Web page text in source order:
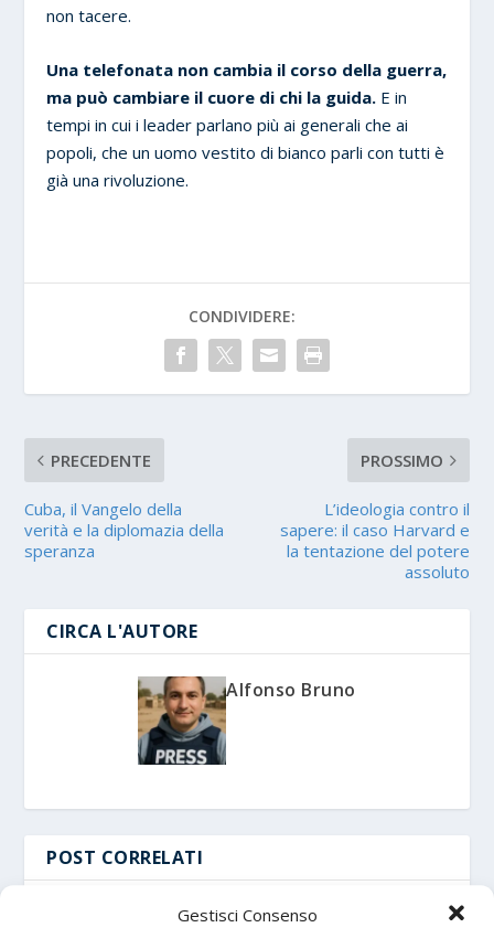
Gestisci Consenso
non tacere.
Una telefonata non cambia il corso della guerra,
ma può cambiare il cuore di chi la guida. E in
tempi in cui i leader parlano più ai generali che ai
popoli, che un uomo vestito di bianco parli con tutti è
già una rivoluzione.
CONDIVIDERE:
PRECEDENTE
Cuba, il Vangelo della
verità e la diplomazia della
speranza
PROSSIMO
L’ideologia contro il
sapere: il caso Harvard e
la tentazione del potere
assoluto
CIRCA L'AUTORE
Alfonso Bruno
POST CORRELATI